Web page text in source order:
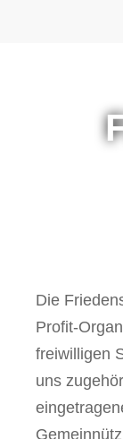
Die
Profit-
freiwilligen
uns